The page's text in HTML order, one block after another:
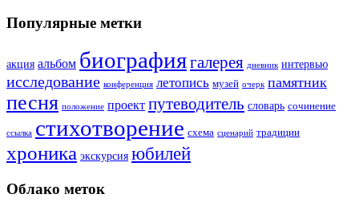
Популярные метки
акция альбом биографиягалерея дневник интервью
исследование конференция летопись музей очерк памятник
песня положение проект путеводитель словарь сочинение
ссылка стихотворение схема сценарий традиции
хроника экскурсия юбилей
Облако меток